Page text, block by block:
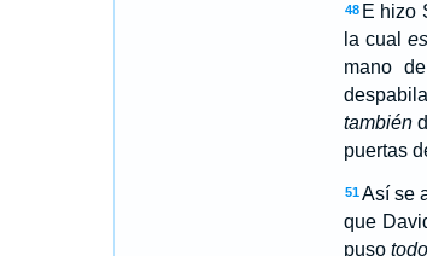
48 E hizo
la cual
mano
también
puertas
51 Así se
que
puso todo